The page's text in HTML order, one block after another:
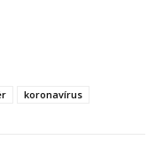
koronavírus